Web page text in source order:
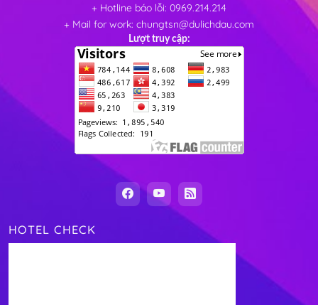
+ Hotline báo lỗi: 0969.214.214
+ Mail for work: chungtsn@dulichdau.com
Lượt truy cập:
HOTEL CHECK